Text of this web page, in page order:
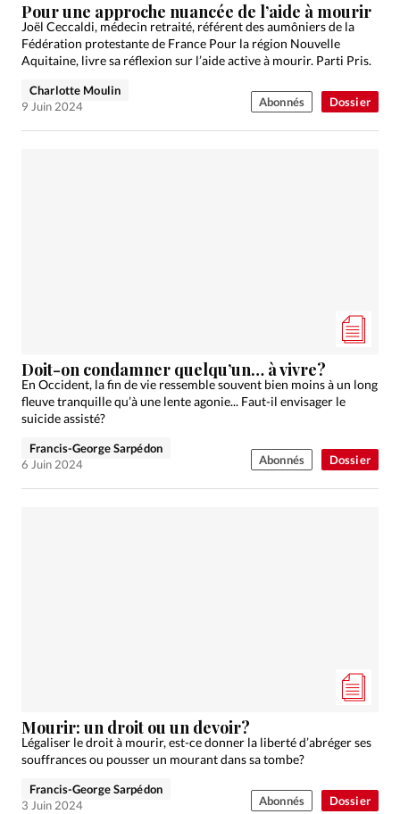
Dossier
Pour une approche nuancée de l’aide à mourir
Joël Ceccaldi, médecin retraité, référent des aumôniers de la
Fédération protestante de France Pour la région Nouvelle
Aquitaine, livre sa réflexion sur l’aide active à mourir. Parti Pris.
Charlotte Moulin
9 Juin 2024
Abonnés
Dossier
Doit-on condamner quelqu’un… à vivre?
En Occident, la fin de vie ressemble souvent bien moins à un long
fleuve tranquille qu’à une lente agonie... Faut-il envisager le
suicide assisté?
Francis-George Sarpédon
6 Juin 2024
Abonnés
Dossier
Mourir: un droit ou un devoir?
Légaliser le droit à mourir, est-ce donner la liberté d’abréger ses
souffrances ou pousser un mourant dans sa tombe?
Francis-George Sarpédon
3 Juin 2024
Abonnés